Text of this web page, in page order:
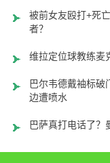
被前女友殴打+死
者？
维拉定位球教练麦
巴尔韦德戴袖标破
边遭喷水
巴萨真打电话了？